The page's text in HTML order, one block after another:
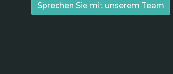
Sprechen Sie mit unserem Team